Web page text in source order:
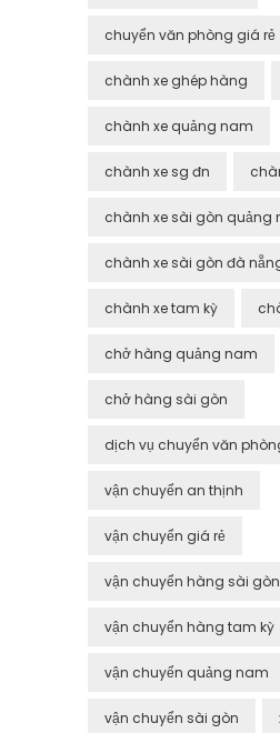
chuyển văn phòng giá rẻ
chành xe ghép hàng
chành xe quảng nam
chành xe sg đn
chành xe sài gòn quảng
chành xe sài gòn đà
chành xe tam kỳ
chở hàng quảng nam
chở hàng sài gòn
dịch vụ chuyển văn
vận chuyển an thịnh
vận chuyển giá rẻ
vận chuyển hàng sài gòn
vận chuyển hàng tam kỳ
vận chuyển quảng nam
vận chuyển sài gòn